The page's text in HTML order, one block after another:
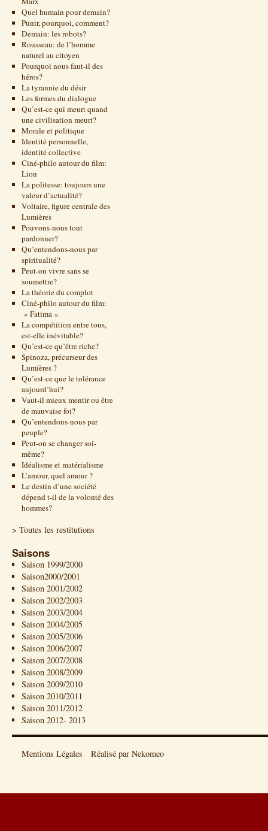
Quel humain pour demain?
Punir, pourquoi, comment?
Demain: les robots?
Rousseau: de l’homme
naturel au citoyen
Pourquoi nous faut-il des
héros?
La tyrannie du désir
Les formes du dialogue
Qu’est-ce qui meurt quand
une civilisation meurt?
Morale et politique
Identité personnelle,
identité collective
Ciné-philo autour du film:
Lion
La politesse: toujours une
valeur d’actualité?
Voltaire, figure centrale des
Lumières
Pouvons-nous tout
pardonner?
Qu’entendons-nous par
spiritualité?
Peut-on vivre sans se
soumettre?
La théorie du complot
Ciné-philo autour du film:
» Fatima »
La compétition entre tous,
est-elle inévitable?
Qu’est-ce qu’être riche?
Spinoza, précurseur des
Lumières ?
Qu’est-ce que le tolérance
aujourd’hui?
Vaut-il mieux mentir ou être
de mauvaise foi?
Qu’entendons-nous par
peuple?
Peut-on se changer soi-
même?
Idéalisme et matérialisme
L’amour, quel amour ?
Le destin d’une société
dépend t-il de la volonté des
hommes?
> Toutes les restitutions
Saisons
Saison 1999/2000
Saison2000/2001
Saison 2001/2002
Saison 2002/2003
Saison 2003/2004
Saison 2004/2005
Saison 2005/2006
Saison 2006/2007
Saison 2007/2008
Saison 2008/2009
Saison 2009/2010
Saison 2010/2011
Saison 2011/2012
Saison 2012- 2013
Mentions Légales Réalisé par Nekomeo